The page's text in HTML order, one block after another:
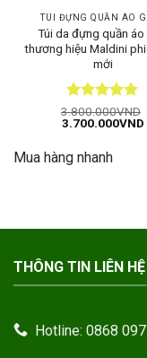
TÚI ĐỰNG QUẦN ÁO
Túi da đựng quần
thương hiệu Maldini
mới
Được xếp
hạng55
3.800.000VND
Giá
3.800.000VND.
3.700.000VND
Mua hàng nhanh
THÔNG TIN LIÊN HỆ
Hotline: 0868